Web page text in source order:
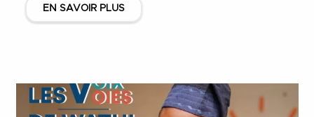
EN SAVOIR PLUS